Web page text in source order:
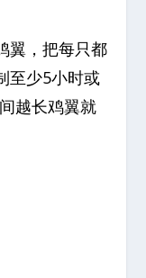
翼，把每只都
至少5小时或
越长鸡翼就